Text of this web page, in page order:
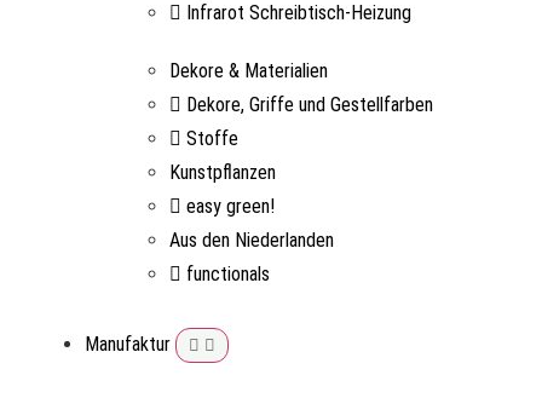
Infrarot Schreibtisch-Heizung
Dekore & Materialien
Dekore, Griffe und Gestellfarben
Stoffe
Kunstpflanzen
easy green!
Aus den Niederlanden
functionals
Manufaktur